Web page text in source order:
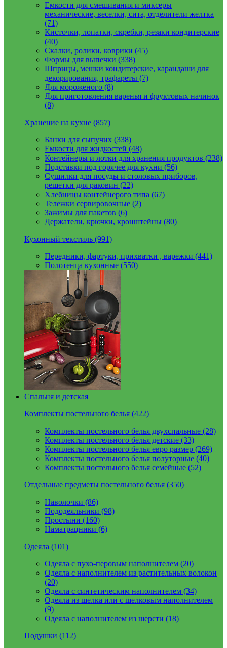
Емкости для смешивания и миксеры
механические, веселки, сита, отделители желтка
(71)
Кисточки, лопатки, скребки, резаки кондитерские
(40)
Скалки, ролики, коврики (45)
Формы для выпечки (338)
Шприцы, мешки кондитерские, карандаши для
декорирования, трафареты (7)
Для мороженого (8)
Для приготовления варенья и фруктовых начинок
(8)
Хранение на кухне (857)
Банки для сыпучих (338)
Емкости для жидкостей (48)
Контейнеры и лотки для хранения продуктов (238)
Подставки под горячее для кухни (56)
Сушилки для посуды и столовых приборов,
решетки для раковин (22)
Хлебницы контейнерого типа (67)
Тележки сервировочные (2)
Зажимы для пакетов (6)
Держатели, крючки, кронштейны (80)
Кухонный текстиль (991)
Передники, фартуки, прихватки , варежки (441)
Полотенца кухонные (550)
Спальня и детская
Комплекты постельного белья (422)
Комплекты постельного белья двухспальные (28)
Комплекты постельного белья детские (33)
Комплекты постельного белья евро размер (269)
Комплекты постельного белья полуторные (40)
Комплекты постельного белья семейные (52)
Отдельные предметы постельного белья (350)
Наволочки (86)
Пододеяльники (98)
Простыни (160)
Наматрацники (6)
Одеяла (101)
Одеяла с пухо-перовым наполнителем (20)
Одеяла с наполнителем из растительных волокон
(20)
Одеяла с синтетическим наполнителем (34)
Одеяла из шелка или с шелковым наполнителем
(9)
Одеяла с наполнителем из шерсти (18)
Подушки (112)